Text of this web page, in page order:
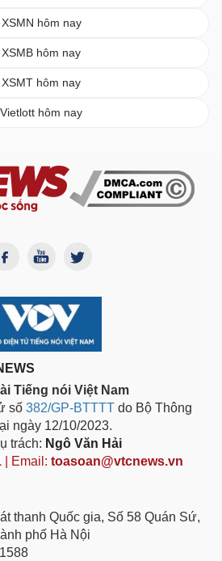
XSMN hôm nay
XSMB hôm nay
XSMT hôm nay
Vietlott hôm nay
Tiếng nói Việt Nam
số 382/GP-BTTTT do Bộ Thông
ngày 12/10/2023.
trách: Ngô Văn Hải
| Email: toasoan@vtcnews.vn
thanh Quốc gia, Số 58 Quán Sứ,
phố Hà Nội